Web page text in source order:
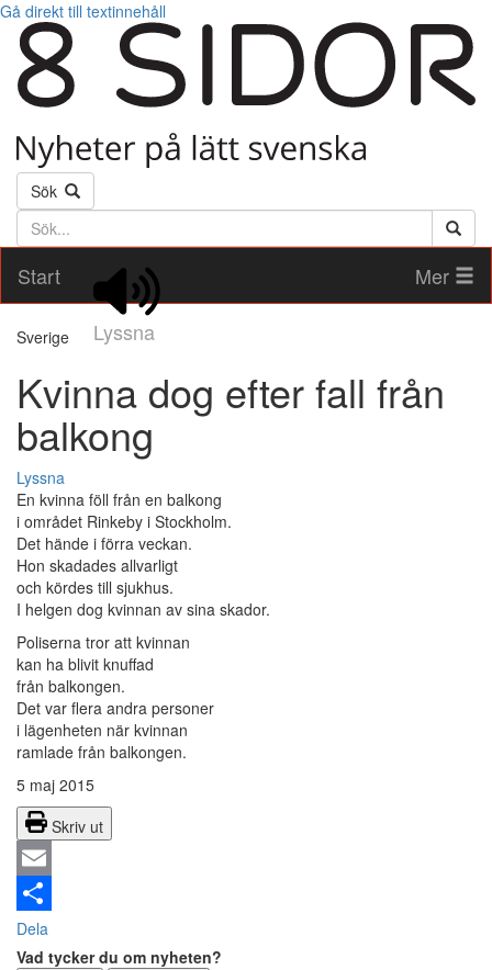
Gå direkt till textinnehåll
Sök
Söktext
Start
Lyssna
Mer
Sverige
Kvinna dog efter fall från
balkong
Lyssna
En kvinna föll från en balkong
i området Rinkeby i Stockholm.
Det hände i förra veckan.
Hon skadades allvarligt
och kördes till sjukhus.
I helgen dog kvinnan av sina skador.
Poliserna tror att kvinnan
kan ha blivit knuffad
från balkongen.
Det var flera andra personer
i lägenheten när kvinnan
ramlade från balkongen.
5 maj 2015
Skriv ut
Email
Dela
Vad tycker du om nyheten?